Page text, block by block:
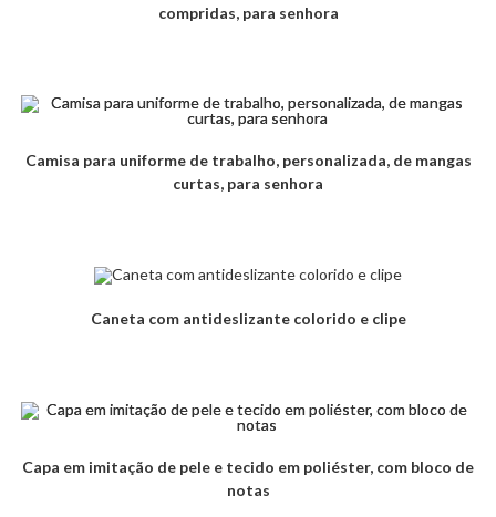
compridas, para senhora
Camisa para uniforme de trabalho, personalizada, de mangas
curtas, para senhora
Caneta com antideslizante colorido e clipe
Capa em imitação de pele e tecido em poliéster, com bloco de
notas